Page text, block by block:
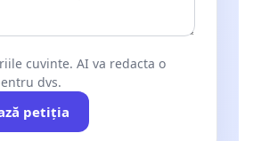
cuvinte. AI va redacta o
dvs.
petiția